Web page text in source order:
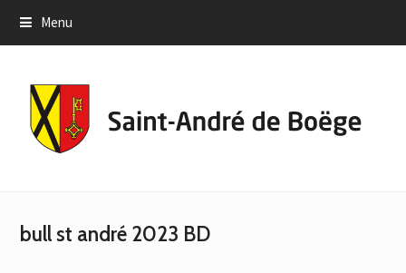
Menu
bull st andré 2023 BD